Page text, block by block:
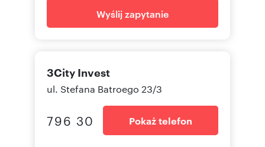
Wyślij zapytanie
3City Invest
ul. Stefana Batroego 23/3
796 30 Pokaż telefon